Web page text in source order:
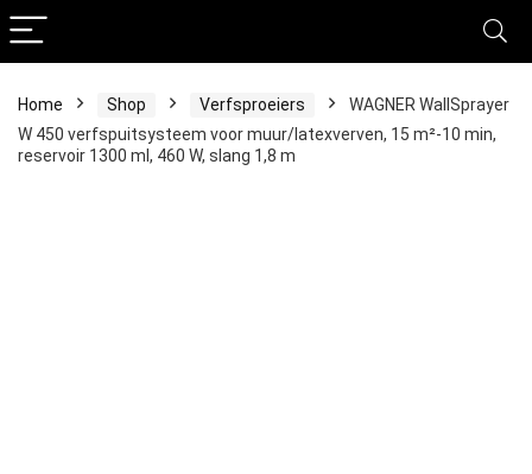
Home Shop Verfsproeiers
WAGNER WallSprayer
W 450 verfspuitsysteem voor muur/latexverven, 15 m²-10 min,
reservoir 1300 ml, 460 W, slang 1,8 m